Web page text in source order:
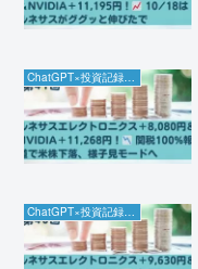
ChatGPT×投資記録チャレンジ
ChatGPT×投資記録チャレンジ